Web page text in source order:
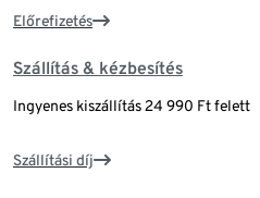
Előrefizetés
Szállítás & kézbesítés
Ingyenes kiszállítás 24 990 Ft felett
Szállítási díj